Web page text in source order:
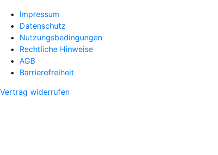
Impressum
Datenschutz
Nutzungsbedingungen
Rechtliche Hinweise
AGB
Barrierefreiheit
Vertrag widerrufen